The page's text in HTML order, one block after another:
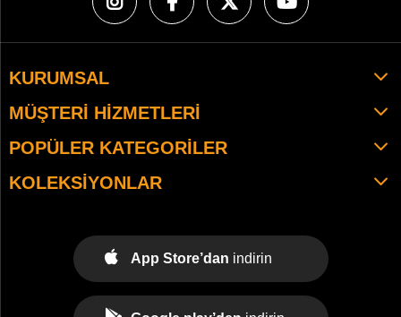
KURUMSAL
MÜŞTERI HIZMETLERI
POPÜLER KATEGORILER
KOLEKSIYONLAR
App Store’dan indirin